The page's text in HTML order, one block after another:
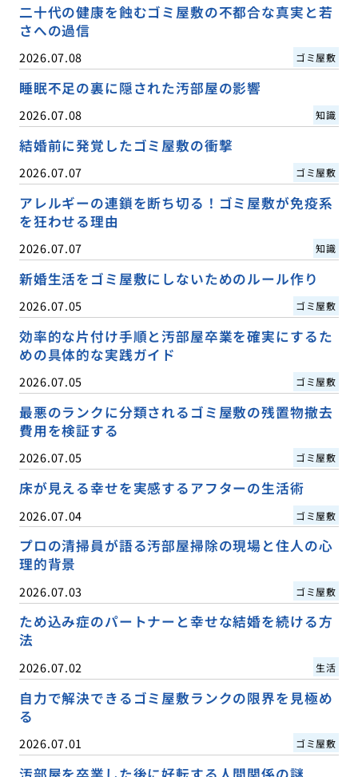
二十代の健康を蝕むゴミ屋敷の不都合な真実と若
さへの過信
2026.07.08 ゴミ屋敷
睡眠不足の裏に隠された汚部屋の影響
2026.07.08 知識
結婚前に発覚したゴミ屋敷の衝撃
2026.07.07 ゴミ屋敷
アレルギーの連鎖を断ち切る！ゴミ屋敷が免疫系
を狂わせる理由
2026.07.07 知識
新婚生活をゴミ屋敷にしないためのルール作り
2026.07.05 ゴミ屋敷
効率的な片付け手順と汚部屋卒業を確実にするた
めの具体的な実践ガイド
2026.07.05 ゴミ屋敷
最悪のランクに分類されるゴミ屋敷の残置物撤去
費用を検証する
2026.07.05 ゴミ屋敷
床が見える幸せを実感するアフターの生活術
2026.07.04 ゴミ屋敷
プロの清掃員が語る汚部屋掃除の現場と住人の心
理的背景
2026.07.03 ゴミ屋敷
ため込み症のパートナーと幸せな結婚を続ける方
法
2026.07.02 生活
自力で解決できるゴミ屋敷ランクの限界を見極め
る
2026.07.01 ゴミ屋敷